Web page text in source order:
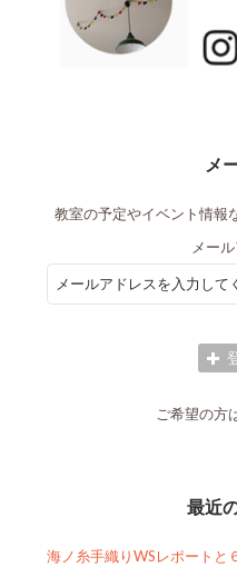
メ
教室の予定やイベント情報
メー
ご希望の方
最近
海ノ糸手織りWSレポートと